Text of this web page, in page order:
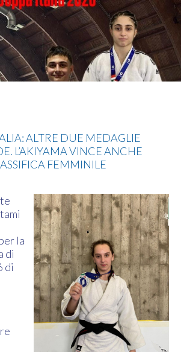
ALTRE DUE MEDAGLIE
L’AKIYAMA VINCE ANCHE
FEMMINILE
la
di
di